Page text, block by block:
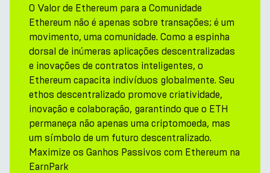
O Valor de Ethereum para a Comunidade
Ethereum não é apenas sobre transações; é um
movimento, uma comunidade. Como a espinha
dorsal de inúmeras aplicações descentralizadas
e inovações de contratos inteligentes, o
Ethereum capacita indivíduos globalmente. Seu
ethos descentralizado promove criatividade,
inovação e colaboração, garantindo que o ETH
permaneça não apenas uma criptomoeda, mas
um símbolo de um futuro descentralizado.
Maximize os Ganhos Passivos com Ethereum na
EarnPark